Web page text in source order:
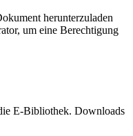
herunterzuladen
um eine Berechtigung
E-Bibliothek. Downloads